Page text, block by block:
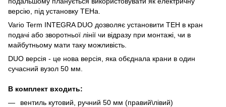
версію, під установку ТЕНа.
Vario Term INTEGRA DUO дозволяє установити ТЕН в кран
подачі або зворотньої лінії чи відразу при монтажi, чи в
майбутньому мати таку можливість.
DUO версія - це нова версія, яка обєднала крани в один
сучасний вузол 50 мм.
В комплект входить:
вентиль кутовий, ручний 50 мм (правий\лівий)